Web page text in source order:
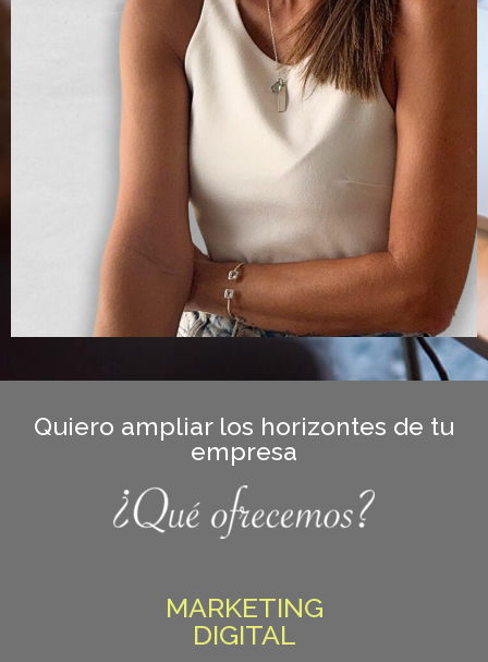
Quiero ampliar los horizontes de tu
empresa
MARKETING
DIGITAL